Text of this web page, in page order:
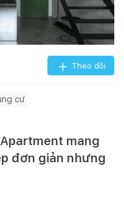
Theo dõi
cư
mang
đơn giản nhưng